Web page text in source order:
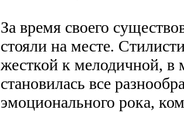
За время своего
стояли на месте.
жесткой к мелодичной, в
становилась все
эмоционального рока,